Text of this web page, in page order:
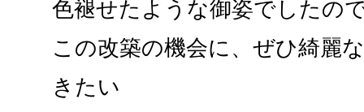
色褪せたような御姿でしたの
この改築の機会に、ぜひ綺麗
きたい